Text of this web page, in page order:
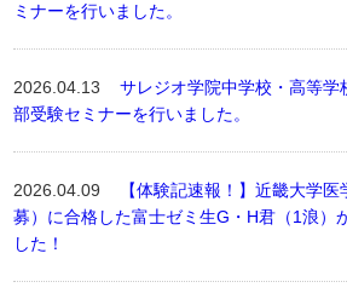
ミナーを行いました。
2026.04.13サレジオ学院中学校・高等
部受験セミナーを行いました。
2026.04.09
【体験記速報！】近畿大学
募）に合格した富士ゼミ生G・H君（1浪）
した！